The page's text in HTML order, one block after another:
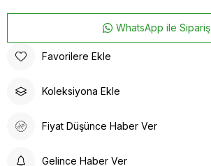
WhatsApp ile Sipariş
Favorilere Ekle
Koleksiyona Ekle
Fiyat Düşünce Haber Ver
Gelince Haber Ver